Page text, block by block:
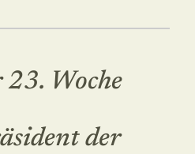
23. Woche
der